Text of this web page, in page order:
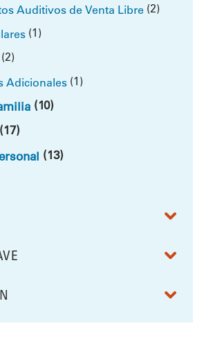
Auditivos de Venta Libre (2)
(1)
(2)
Adicionales (1)
(10)
(17)
(13)